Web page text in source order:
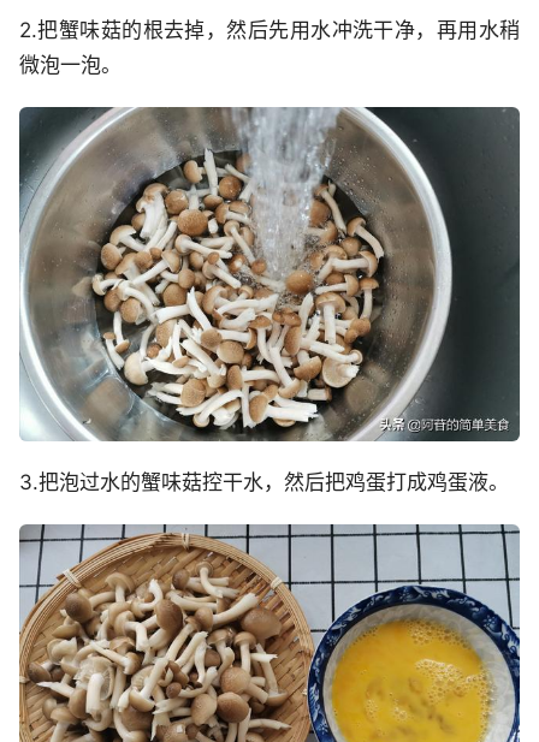
2.把蟹味菇的根去掉，然后先用水冲洗干净，再用水稍
微泡一泡。
3.把泡过水的蟹味菇控干水，然后把鸡蛋打成鸡蛋液。